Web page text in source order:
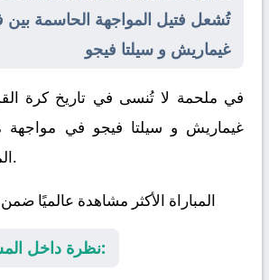
تُشعل فتيل المواجهة الحاسمة بين
غيماريش و سيلتا فيجو
في ملحمة لا تُنسى في تاريخ كرة
غيماريش و سيلتا فيجو في مواجهة
المنافسات التاريخية.
المباراة الأكثر مشاهدة عالميًا
نظرة داخل المستطيل الأخضر: